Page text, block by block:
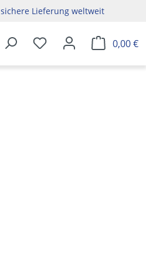
Lieferung weltweit
0,00 €